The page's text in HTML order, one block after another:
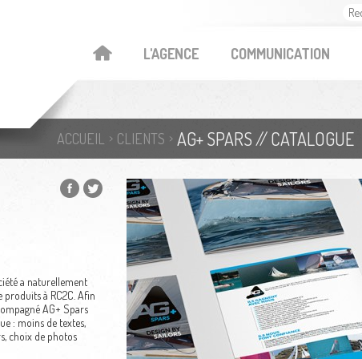
L'AGENCE COMMUNICATION
ACCUEIL CLIENTS AG+ SPARS // CATALOGUE
a naturellement
à RC2C. Afin
AG+ Spars
: moins de textes,
choix de photos